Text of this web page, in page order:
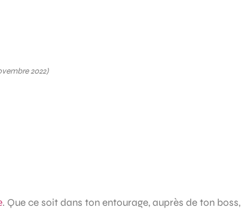
2022)
. Que ce soit dans ton entourage, auprès de ton boss,